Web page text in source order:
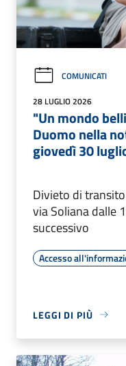
COMUNICATI
28 LUGLIO 2026
"Un mondo
Duomo nella
giovedì 30
Divieto di
via Soliana dalle
successivo
Accesso
LEGGI DI PIÙ